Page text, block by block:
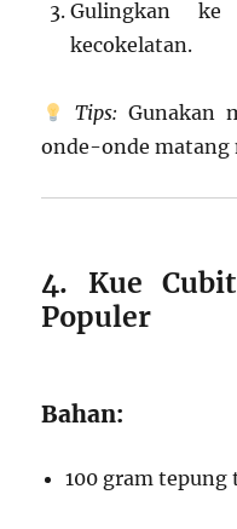
Gulingkan
kecokelatan.
Tips: Gunakan
onde-onde matang
4. Kue
Populer
Bahan:
100 gram tepung